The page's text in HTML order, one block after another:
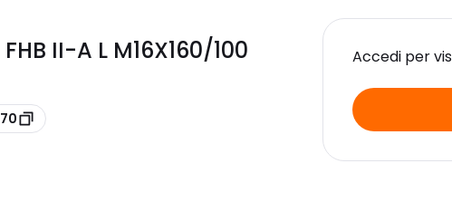
II-A L M16X160/100 Accedi per